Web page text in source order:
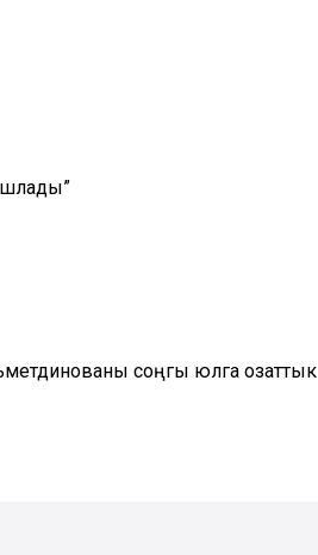
соңгы юлга озаттык